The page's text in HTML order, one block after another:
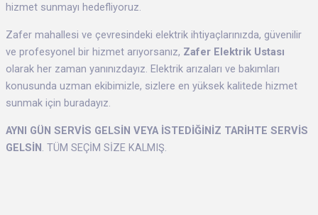
hizmet sunmayı hedefliyoruz.
Zafer mahallesi ve çevresindeki elektrik ihtiyaçlarınızda, güvenilir
ve profesyonel bir hizmet arıyorsanız, Zafer Elektrik Ustası
olarak her zaman yanınızdayız. Elektrik arızaları ve bakımları
konusunda uzman ekibimizle, sizlere en yüksek kalitede hizmet
sunmak için buradayız.
AYNI GÜN SERVİS GELSİN VEYA İSTEDİĞİNİZ TARİHTE SERVİS
GELSİN. TÜM SEÇİM SİZE KALMIŞ.